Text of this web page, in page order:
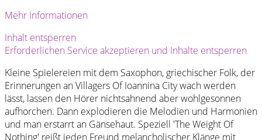
Mehr Informationen
Inhalt entsperren
Erforderlichen Service akzeptieren und Inhalte entsperren
Kleine Spielereien mit dem Saxophon, griechischer Folk, der
Erinnerungen an Villagers Of Ioannina City wach werden
lässt, lassen den Hörer nichtsahnend aber wohlgesonnen
aufhorchen. Dann explodieren die Melodien und Harmonien
und man erstarrt an Gänsehaut. Speziell 'The Weight Of
Nothing' reißt jeden Freund melancholischer Klänge mit